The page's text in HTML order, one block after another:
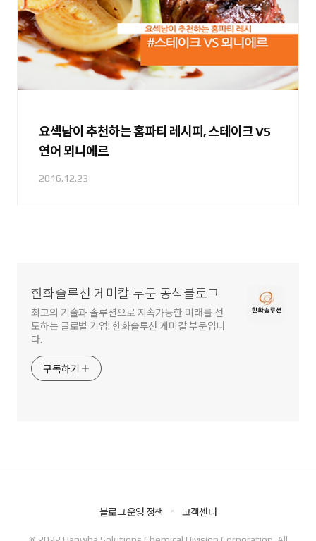
요섹남이 추천하는 홈파티 레시피, 스테이크 VS
연어 뫼니에르
2016.12.23
한화솔루션 케미칼 부문 공식블로그
최고의 기술과 솔루션으로 지속가능한 미래를 선
도하는 글로벌 기업! 한화솔루션 케미칼 부문입니
다.
구독하기
블로그 운영 정책 고객센터